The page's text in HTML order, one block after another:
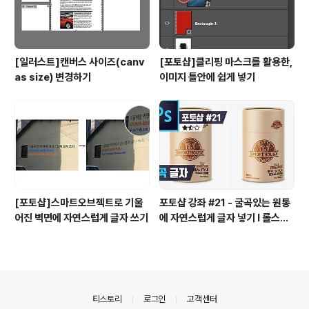
[일러스트]캔버스 사이즈(canv
as size) 변경하기
[포토샵]클리핑 마스크를 활용한,
이미지 틀안에 쉽게 넣기
[포토샵]스마트오브젝트로 기울
어진 벽면에 자연스럽게 글자 쓰기
포토샵 강좌 #21 - 굴곡있는 원통
에 자연스럽게 글자 넣기 I 롤스토
티스토리 로그인 고객센터